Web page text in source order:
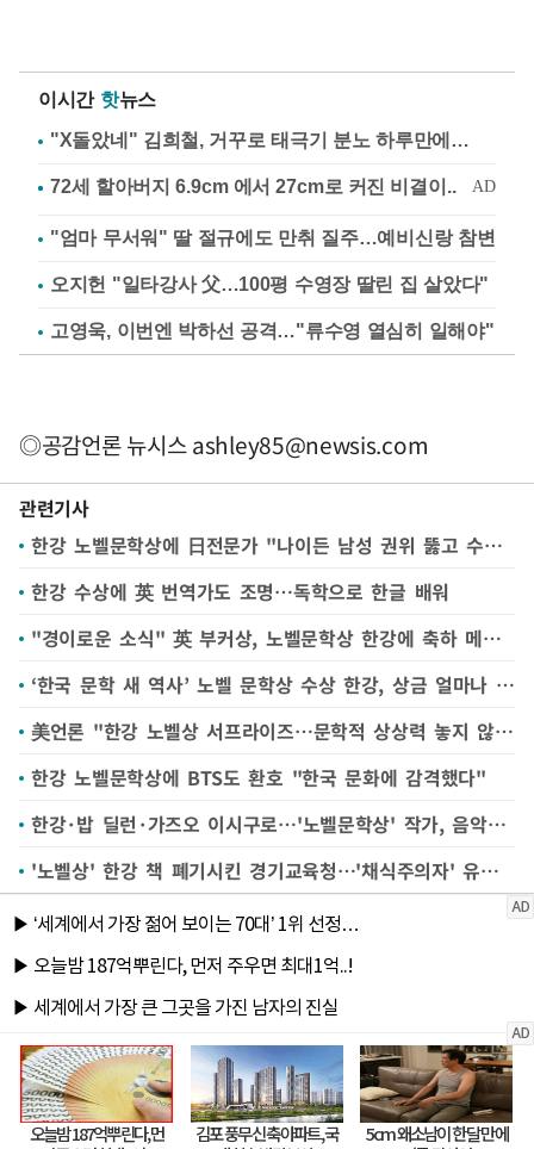
이시간 핫뉴스
"X돌았네" 김희철, 거꾸로 태극기 분노 하루만에…
"엄마 무서워" 딸 절규에도 만취 질주…예비신랑 참변
오지헌 "일타강사 父…100평 수영장 딸린 집 살았다"
고영욱, 이번엔 박하선 공격…"류수영 열심히 일해야"
◎공감언론 뉴시스ashley85@newsis.com
관련기사
한강 노벨문학상에 日전문가 "나이든 남성 권위 뚫고 수상, 훌륭"
한강 수상에 英 번역가도 조명…독학으로 한글 배워
"경이로운 소식" 英 부커상, 노벨문학상 한강에 축하 메시지
‘한국 문학 새 역사’ 노벨 문학상 수상 한강, 상금 얼마나 받나
美언론 "한강 노벨상 서프라이즈…문학적 상상력 놓지 않아"
한강 노벨문학상에 BTS도 환호 "한국 문화에 감격했다"
한강·밥 딜런·가즈오 이시구로…'노벨문학상' 작가, 음악과 떼려야 뗄 수 없네
'노벨상' 한강 책 폐기시킨 경기교육청…'채식주의자' 유해도서 지정 논란